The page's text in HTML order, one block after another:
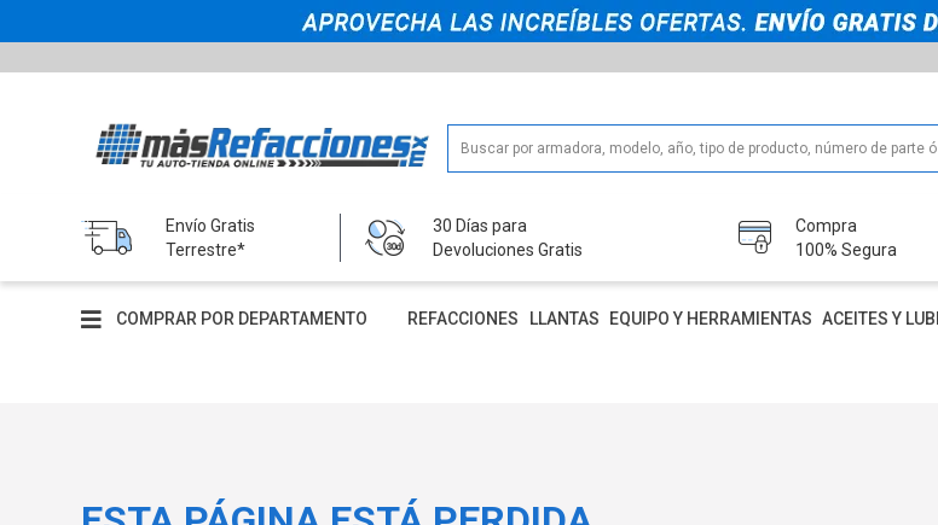
Envío Gratis
Terrestre*
30 Días para
Devoluciones Gratis
Compra
100% Segura
COMPRAR POR DEPARTAMENTO REFACCIONES LLANTAS EQUIPO Y HERRAMIENTAS ACEITES Y